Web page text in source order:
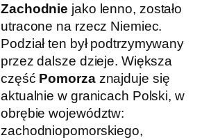
Zachodnie jako lenno, zostało
utracone na rzecz Niemiec.
Podział ten był podtrzymywany
przez dalsze dzieje. Większa
część Pomorzaznajduje się
aktualnie w granicach Polski, w
obrębie województw:
zachodniopomorskiego,